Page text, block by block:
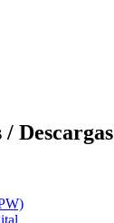
Descargas